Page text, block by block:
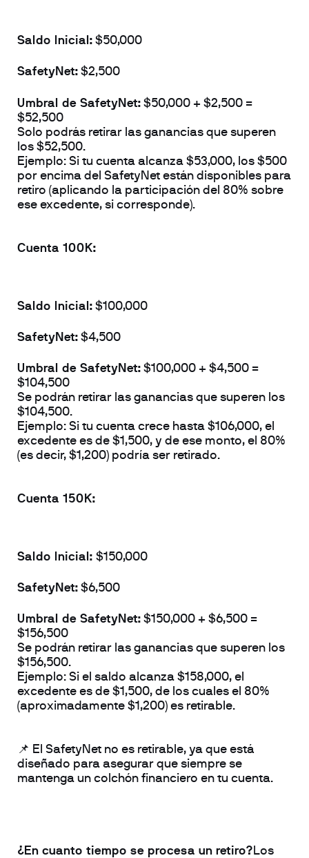
Saldo Inicial: $50,000
SafetyNet: $2,500
Umbral de SafetyNet: $50,000 + $2,500 =
$52,500
Solo podrás retirar las ganancias que superen
los $52,500.
Ejemplo: Si tu cuenta alcanza $53,000, los $500
por encima del SafetyNet están disponibles para
retiro (aplicando la participación del 80% sobre
ese excedente, si corresponde).
Cuenta 100K:
Saldo Inicial: $100,000
SafetyNet: $4,500
Umbral de SafetyNet: $100,000 + $4,500 =
$104,500
Se podrán retirar las ganancias que superen los
$104,500.
Ejemplo: Si tu cuenta crece hasta $106,000, el
excedente es de $1,500, y de ese monto, el 80%
(es decir, $1,200) podría ser retirado.
Cuenta 150K:
Saldo Inicial: $150,000
SafetyNet: $6,500
Umbral de SafetyNet: $150,000 + $6,500 =
$156,500
Se podrán retirar las ganancias que superen los
$156,500.
Ejemplo: Si el saldo alcanza $158,000, el
excedente es de $1,500, de los cuales el 80%
(aproximadamente $1,200) es retirable.
📌 El SafetyNet no es retirable, ya que está
diseñado para asegurar que siempre se
mantenga un colchón financiero en tu cuenta.
¿En cuanto tiempo se procesa un retiro? Los